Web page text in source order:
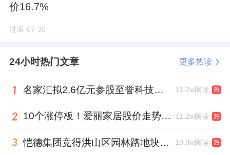
需要。因此大家都高度关注科技赋能，希望通
务品质，助力企业高质量可持续发展。
下面我介绍一下积余在各方面的动作， 首先在
以科技为基的数智化战略转型方向，以打造科
价16.7%
进深 07-30
24小时热门文章 更多热读
名家汇拟2.6亿元参股至誉科技，跨界布局工业级固态存储 11.2w阅读 热
10个涨停板！爱丽家居股价走势有点狂 11.2w阅读 热
恺德集团竞得洪山区园林路地块，引入贝好家C2M产品定位及营销服务 10.8w阅读 热